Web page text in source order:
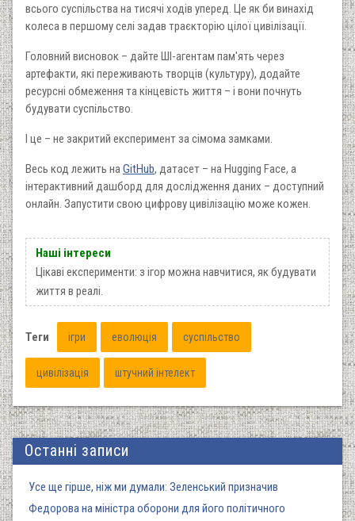
всього суспільства на тисячі ходів уперед. Це як би винахід
колеса в першому селі задав траєкторію цілої цивілізації.
Головний висновок – дайте ШІ-агентам пам'ять через
артефакти, які переживають творців (культуру), додайте
ресурсні обмеження та кінцевість життя – і вони почнуть
будувати суспільство.
І це – не закритий експеримент за сімома замками.
Весь код лежить наGitHub, датасет – на Hugging Face, а
інтерактивний дашборд для дослідження даних – доступний
онлайн. Запустити свою цифрову цивілізацію може кожен.
Наші інтереси
Цікаві експерименти: з ігор можна навчитися, як будувати
життя в реалі.
Теги ігри еволюція суспільство
цивілізація штучний інтелект
Останні записи
Усе ще гірше, ніж ми думали: Зеленський призначив
Федорова на міністра оборони для його політичного